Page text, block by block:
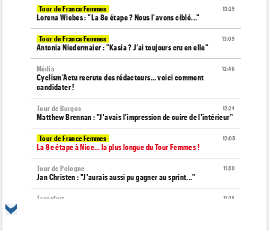
13:29
Tour de France Femmes
Lorena Wiebes : "La 8e étape ? Nous l'avons ciblé..."
13:09
Tour de France Femmes
Antonia Niedermaier : "Kasia ? J’ai toujours cru en elle"
12:46
Média
Cyclism’Actu recrute des rédacteurs… voici comment
candidater !
12:24
Tour de Burgos
Matthew Brennan : "J'avais l'impression de cuire de l'intérieur"
12:05
Tour de France Femmes
La 8e étape à Nice… la plus longue du Tour Femmes !
11:50
Tour de Pologne
Jan Christen : "J'aurais aussi pu gagner au sprint..."
11:28
Transfert